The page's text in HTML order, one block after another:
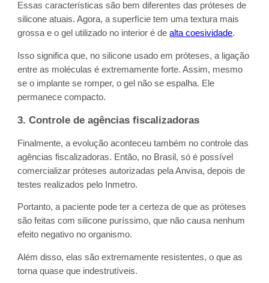
Essas características são bem diferentes das próteses de
silicone atuais. Agora, a superfície tem uma textura mais
grossa e o gel utilizado no interior é dealta coesividade.
Isso significa que, no silicone usado em próteses, a ligação
entre as moléculas é extremamente forte. Assim, mesmo
se o implante se romper, o gel não se espalha. Ele
permanece compacto.
3. Controle de agências fiscalizadoras
Finalmente, a evolução aconteceu também no controle das
agências fiscalizadoras. Então, no Brasil, só é possível
comercializar próteses autorizadas pela Anvisa, depois de
testes realizados pelo Inmetro.
Portanto, a paciente pode ter a certeza de que as próteses
são feitas com silicone puríssimo, que não causa nenhum
efeito negativo no organismo.
Além disso, elas são extremamente resistentes, o que as
torna quase que indestrutíveis.